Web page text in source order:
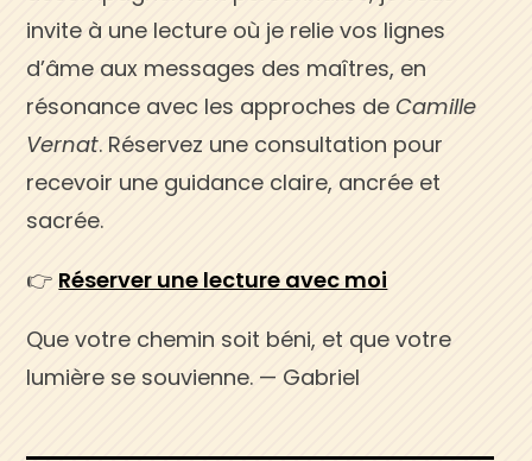
invite à une lecture où je relie vos lignes
d’âme aux messages des maîtres, en
résonance avec les approches de Camille
Vernat. Réservez une consultation pour
recevoir une guidance claire, ancrée et
sacrée.
👉 Réserver une lecture avec moi
Que votre chemin soit béni, et que votre
lumière se souvienne. — Gabriel